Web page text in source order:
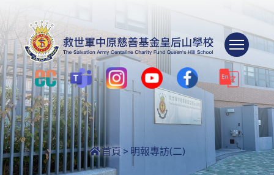
首頁 > 明報專訪(二)